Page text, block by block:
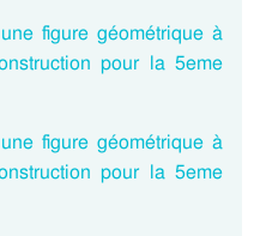
figure géométrique à
pour la 5eme
figure géométrique à
pour la 5eme